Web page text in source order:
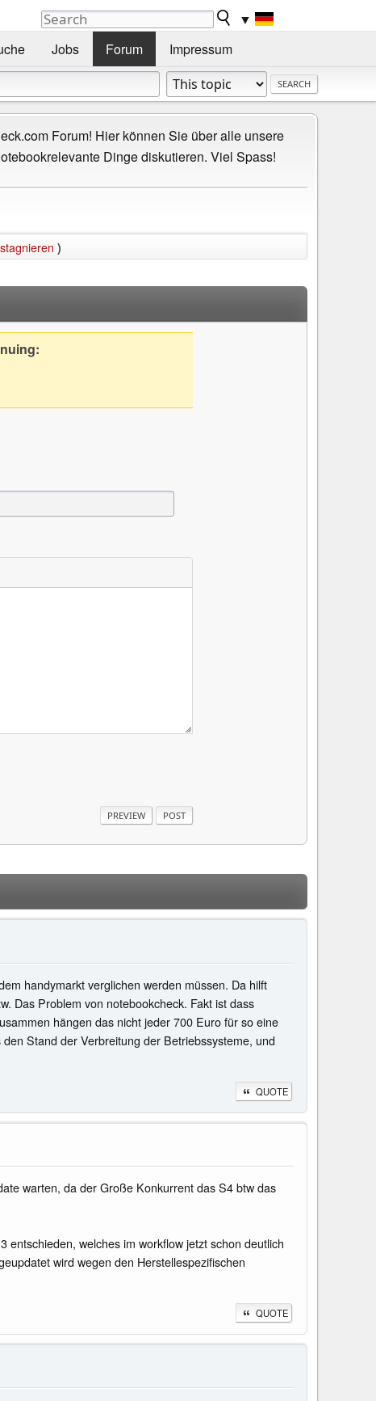
▼
Jobs Forum Impressum
Forum! Hier können Sie über alle unsere
Dinge diskutieren. Viel Spass!
)
handymarkt verglichen werden müssen. Da hilft
Das Problem von notebookcheck. Fakt ist dass
hängen das nicht jeder 700 Euro für so eine
Stand der Verbreitung der Betriebssysteme, und
QUOTE
warten, da der Große Konkurrent das S4 btw das
welches im workflow jetzt schon deutlich
wird wegen den Herstellespezifischen
QUOTE